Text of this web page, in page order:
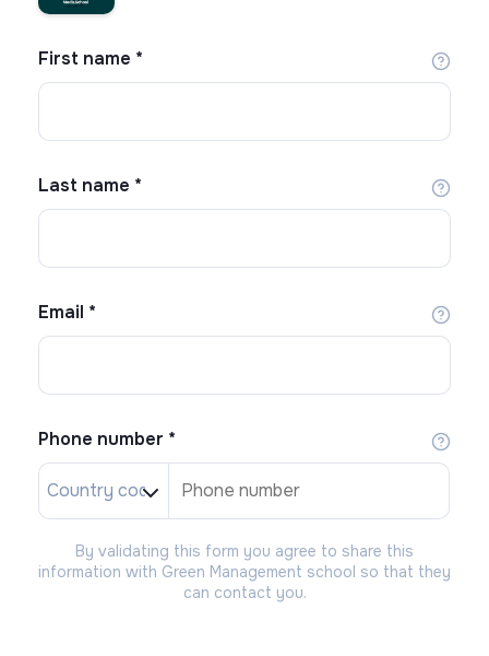
First name *
Last name *
Email *
Phone number *
By validating this form you agree to share this
information with Green Management school so that they
can contact you.